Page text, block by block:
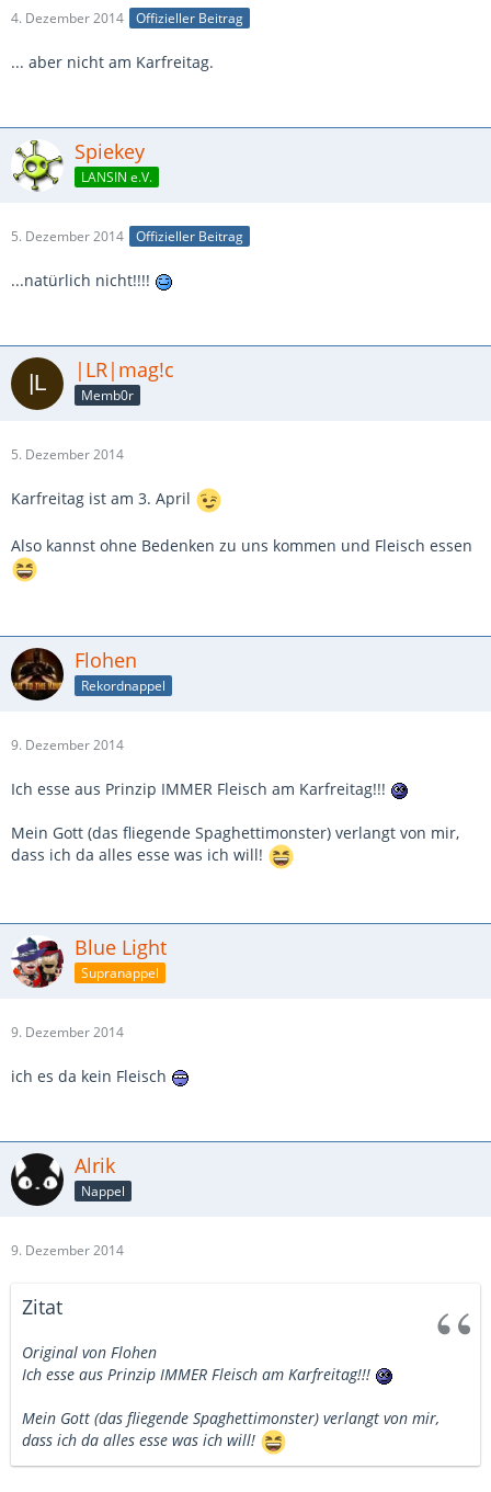
4. Dezember 2014 Offizieller Beitrag
... aber nicht am Karfreitag.
Spiekey
LANSIN e.V.
5. Dezember 2014 Offizieller Beitrag
...natürlich nicht!!!!
|LR|mag!c
Memb0r
5. Dezember 2014
Karfreitag ist am 3. April
Also kannst ohne Bedenken zu uns kommen und Fleisch essen
Flohen
Rekordnappel
9. Dezember 2014
Ich esse aus Prinzip IMMER Fleisch am Karfreitag!!!
Mein Gott (das fliegende Spaghettimonster) verlangt von mir,
dass ich da alles esse was ich will!
Blue Light
Supranappel
9. Dezember 2014
ich es da kein Fleisch
Alrik
Nappel
9. Dezember 2014
Zitat
Original von Flohen
Ich esse aus Prinzip IMMER Fleisch am Karfreitag!!!
Mein Gott (das fliegende Spaghettimonster) verlangt von mir,
dass ich da alles esse was ich will!